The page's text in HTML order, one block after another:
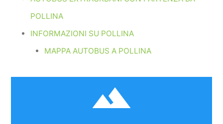
POLLINA
INFORMAZIONI SU POLLINA
MAPPA AUTOBUS A POLLINA
filter_hdr